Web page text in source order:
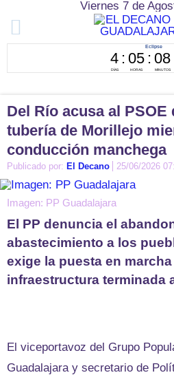
Viernes 7 de
Del Río acusa al PSOE
tubería de Morillejo
conducción manchega
Publicado por: El Decano 25/06/2026
Imagen: PP Guadalajara
El PP denuncia el
abastecimiento a los
exige la puesta en
infraestructura terminada
El viceportavoz del Grupo
Guadalajara y secretario de